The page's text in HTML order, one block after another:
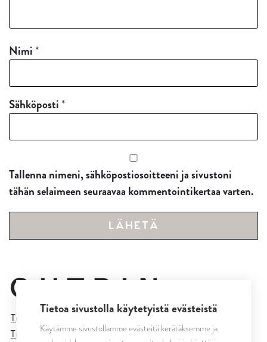
Nimi *
Sähköposti *
Tallenna nimeni, sähköpostiosoitteeni ja sivustoni
tähän selaimeen seuraavaa kommentointikertaa varten.
Tietosuojaseloste
Tilaus- ja toimitusehdot
Tietoa sivustolla käytetyistä evästeistä
Käytämme sivustollamme evästeitä kerätäksemme ja